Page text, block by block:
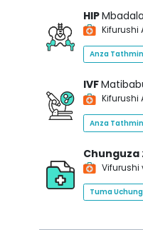
HIPMbadala
Kifurushi
Anza
IVF
Kifurushi
Anza
Chunguza
Vifurushi
Tuma